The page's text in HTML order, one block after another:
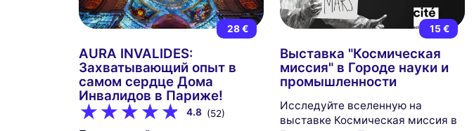
28 €
AURA INVALIDES:
Захватывающий опыт в
самом сердце Дома
Инвалидов в Париже!
4.8 (52)
15 €
Выставка "Космическая
миссия" в Городе науки и
промышленности
Исследуйте вселенную на
выставке Космическая миссия в